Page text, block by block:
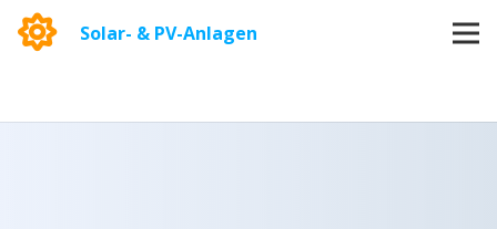
Solar- & PV-Anlagen